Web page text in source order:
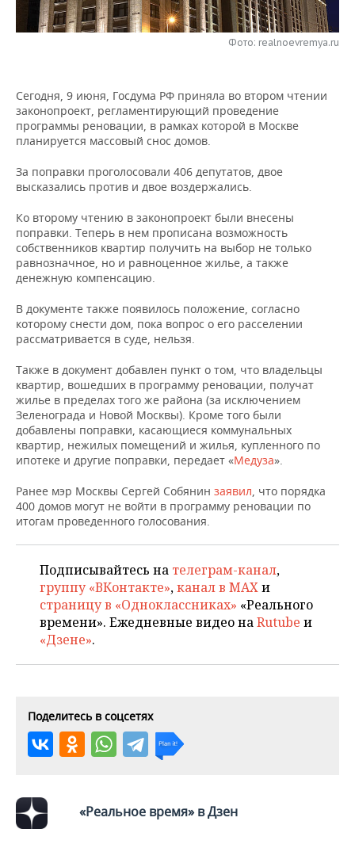
НЕФТЕХИМИЯ
ЭНЕРГЕТИКА
РОЗНИЧНАЯ ТОРГОВЛЯ
УСЛУГИ
НОВОСТИ ТЕХНОЛОГИЙ
МЕДИА
ТЕЛЕКОММУНИКАЦИИ
МЕРОПРИЯТИЯ
ВЫЕЗДНАЯ РЕДАКЦИЯ
БИЗНЕС-БРАНЧИ
ONLINE-КОНФЕРЕНЦИИ
ОТКРЫТАЯ ЛЕКЦИЯ
НОВОСТИ СПОРТА
ФУТБОЛ
ХОККЕЙ
БАСКЕТБОЛ
ВОЛЕЙБОЛ
КИБЕРСПОРТ
ФИГУРНОЕ КАТАНИЕ
ХОККЕЙ С МЯЧОМ
ОБЩЕСТВО
НОВОСТИ ОБЩЕСТВА
ВЛАСТЬ
ИНФРАСТРУКТУРА
ИСТОРИЯ
КУЛЬТУРА
МЕДИЦИНА
ПРОИСШЕСТВИЯ
ФОТОГАЛЕРЕЯ
СЮЖЕТЫ
СПРАВОЧНИК
СПИСОК ПЕРСОН
СПИСОК КОМПАНИЙ
ПОЛНАЯ ВЕРСИЯ
Фото: realnoevremya.ru
Сегодня, 9 июня, Госдума РФ приняла во втором чтении
законопроект, регламентирующий проведение
программы реновации, в рамках которой в Москве
планируется массовый снос домов.
За поправки проголосовали 406 депутатов, двое
высказались против и двое воздержались.
Ко второму чтению в законопроект были внесены
поправки. Теперь в нем прописана возможность
собственников квартир получить на выбор не только
равнозначное, но и равноценное жилье, а также
денежную компенсацию.
В документе также появилось положение, согласно
которому снести дом, пока вопрос о его расселении
рассматривается в суде, нельзя.
Также в документ добавлен пункт о том, что владельцы
квартир, вошедших в программу реновации, получат
жилье в пределах того же района (за исключением
Зеленограда и Новой Москвы). Кроме того были
добавлены поправки, касающиеся коммунальных
квартир, нежилых помещений и жилья, купленного по
ипотеке и другие поправки, передает «Медуза».
Ранее мэр Москвы Сергей Собянин заявил, что порядка
400 домов могут не войти в программу реновации по
итогам проведенного голосования.
Подписывайтесь на телеграм-канал,
группу «ВКонтакте»,канал в MAXи
страницу в «Одноклассниках» «Реального
времени». Ежедневные видео наRutube и
«Дзене».
Поделитесь в соцсетях
«Реальное время» в Дзен